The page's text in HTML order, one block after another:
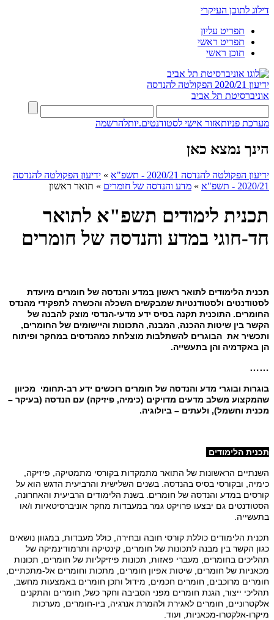
דילוג לתוכן העיקרי
תפריט עליון
תפריט ראשי
תוכן ראשי
ידיעון 2020/21
הפקולטה להנדסה
אוניברסיטת תל אביב
מערכת פניותאזור אישי לסטודנטים.יותלהרשמה
הינך נמצא כאן
ידיעון הפקולטה להנדסה 2020/21 - תשפ"א » ידיעון הפקולטה להנדסה
2020/21 - תשפ"א
» מדע והנדסה של חומרים » תואר ראשון
תכנית לימודים תשפ"א לתואר
חד-חוגי במדע והנדסה של חומרים
תכנית הלימודים לתואר ראשון במדע והנדסה של חומרים מיועדת
לסטודנטים ולסטודנטיות שמבקשים השכלה והכשרה לתפקידי מהנדס
החומרים. התוכנית תקנה בסיס ידע מדעי-הנדסי מוצק להבנה של
הקשר בין שיטות ההכנה, המבנה, התכונות והיישומים של החומרים,
ותכשיר את הבוגרים להשתלבות מוצלחת כמהנדסים במחקר ופיתוח
הן באקדמיה והן בתעשייה.
……
בוגרות ובוגרי מדע והנדסה של חומרים רוכשים ידע רב-תחומי
מכיוון
שהמקצוע משלב מדעים מדויקים (כימיה, פיזיקה) עם הנדסה (בעיקר –
מכנית וחשמל), ולעתים – ביולוגיה.
תכנית הלימודים
השנתיים הראשונות של התואר מתמקדות בקורסי מתמטיקה, פיזיקה,
כימיה, ובקורסי בסיס בהנדסה. בשנים השלישית והרביעית הדגש הוא על
קורסים במדע והנדסה של חומרים. בשנת הלימודים הרביעית והאחרונה,
הסטודנטים גם יבצעו פרויקט גמר במעבדות מחקר אוניברסיטאיות ו/או
בתעשייה.
תכנית הלימודים כוללת קורסי חובה ובחירה, כולל מעבדות, במגוון נושאים
כגון הקשר בין מבנה לתכונות של חומרים, קינטיקה ותרמודינמיקה של
תהליכים בחומרים, מעברי פאזות, תכונות פיזיקליות של חומרים, תכונות
מכאניות של חומרים, שיטות אפיון חומרים, מתכות וחומרים אל-מתכתיים,
חומרים מרוכבים, חומרים חכמים, מידול ותכן חומרים באמצעות מחשב,
תהליכי ייצור, הגנת חומרים מפני הסביבה וחקר כשל, חומרים והתקנים
אלקטרוניים, חומרים לאגירת ולהמרת אנרגיה, ביו-חומרים, מערכות
מיקרו-אלקטרו-מכאניות, ועוד.